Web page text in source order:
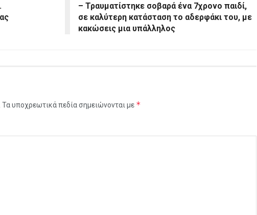
– Τραυματίστηκε σοβαρά ένα 7χρονο παιδί,
σε καλύτερη κατάσταση το αδερφάκι του, με
κακώσεις μια υπάλληλος
Τα υποχρεωτικά πεδία σημειώνονται με *